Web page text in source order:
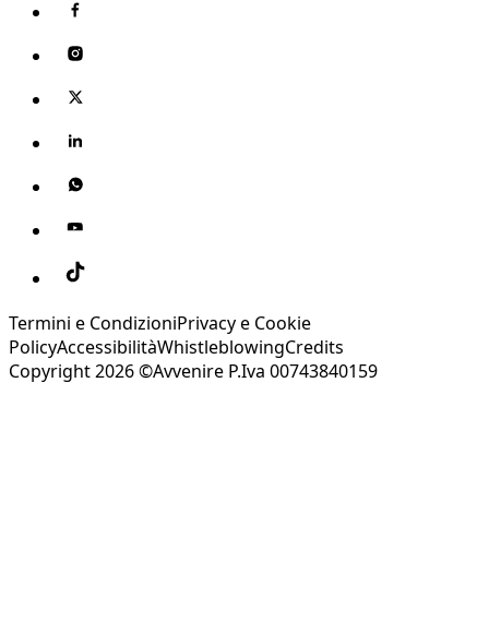
Termini e CondizioniPrivacy e Cookie
PolicyAccessibilitàWhistleblowingCredits
Copyright 2026 ©Avvenire P.Iva 00743840159